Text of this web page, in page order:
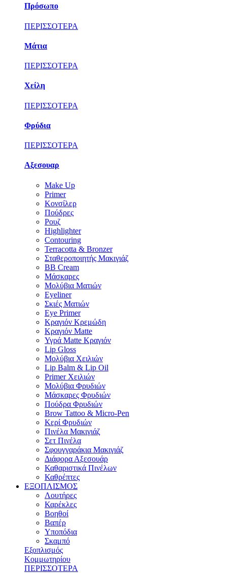
Πρόσωπο
ΠΕΡΙΣΣΟΤΕΡΑ
Μάτια
ΠΕΡΙΣΣΟΤΕΡΑ
Χείλη
ΠΕΡΙΣΣΟΤΕΡΑ
Φρύδια
ΠΕΡΙΣΣΟΤΕΡΑ
Αξεσουαρ
Make Up
Primer
Κονσίλερ
Πούδρες
Ρουζ
Highlighter
Contouring
Terracotta & Bronzer
Σταθεροποιητής Μακιγιάζ
BB Cream
Μάσκαρες
Μολύβια Ματιών
Eyeliner
Σκιές Ματιών
Eye Primer
Κραγιόν Κρεμώδη
Κραγιόν Matte
Υγρά Matte Κραγιόν
Lip Gloss
Μολύβια Χειλιών
Lip Balm & Lip Oil
Primer Χειλιών
Μολύβια Φρυδιών
Μάσκαρες Φρυδιών
Πούδρα Φρυδιών
Brow Tattoo & Micro-Pen
Κερί Φρυδιών
Πινέλα Μακιγιάζ
Σετ Πινέλα
Σφουγγαράκια Μακιγιάζ
Διάφορα Αξεσουάρ
Καθαριστικά Πινέλων
Καθρέπτες
ΕΞΟΠΛΙΣΜΟΣ
Λουτήρες
Καρέκλες
Βοηθοί
Βαπέρ
Υποπόδια
Σκαμπό
Εξοπλισμός
Κομμωτηρίου
ΠΕΡΙΣΣΟΤΕΡΑ